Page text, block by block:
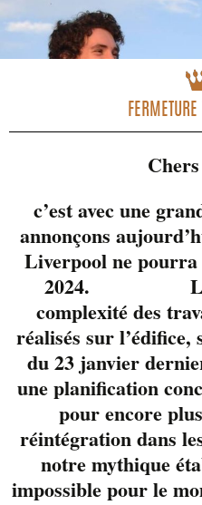
3 jeunes et
musiciens Élie
c’est avec une
annonçons
Liverpool ne
2024. L’état
complexité des
réalisés sur l’édifice,
du 23 janvier
une planification
pour encore
réintégration dans
notre mythique
impossible